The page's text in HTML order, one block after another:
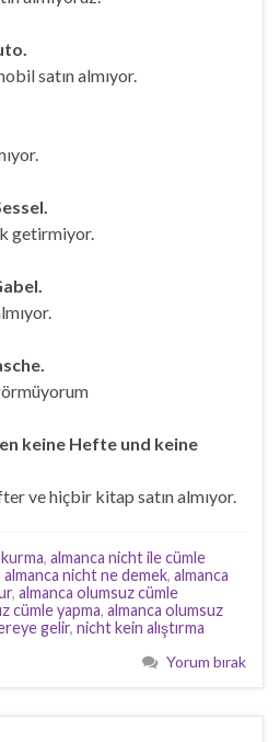
satın almıyor.
getirmiyor.
keine Hefte und keine
ve hiçbir kitap satın almıyor.
, almanca nicht ile cümle
almanca nicht ne demek, almanca
, almanca olumsuz cümle
cümle yapma, almanca olumsuz
gelir, nicht kein alıştırma
Yorum bırak